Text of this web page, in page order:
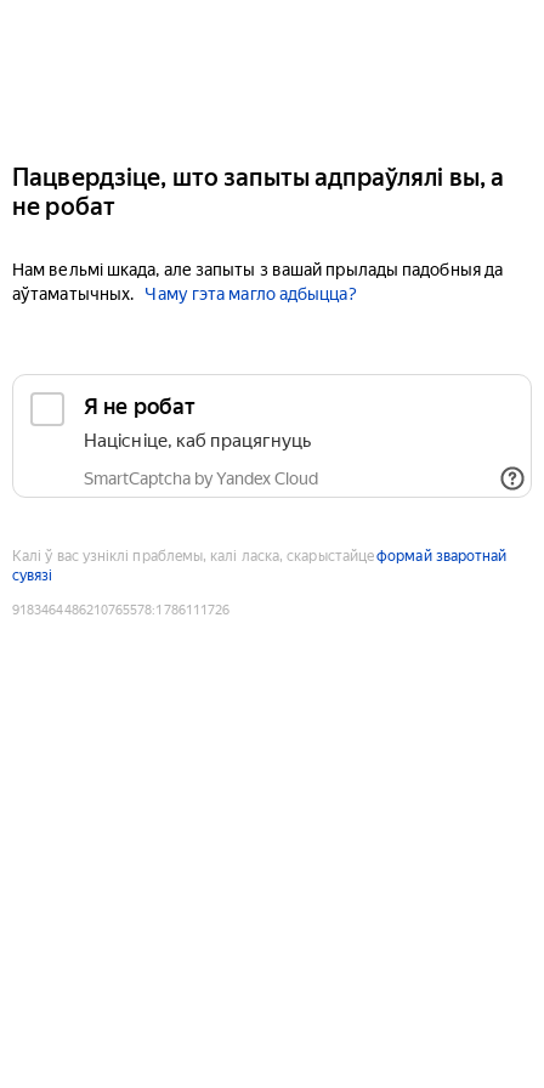
Пацвердзіце, што запыты адпраўлялі вы, а
не робат
Нам вельмі шкада, але запыты з вашай прылады падобныя да
аўтаматычных.
Чаму гэта магло адбыцца?
Я не робат
Націсніце, каб працягнуць
SmartCaptcha by Yandex Cloud
Калі ў вас узніклі праблемы, калі ласка, скарыстайцеформай зваротнай
сувязі
9183464486210765578:1786111726